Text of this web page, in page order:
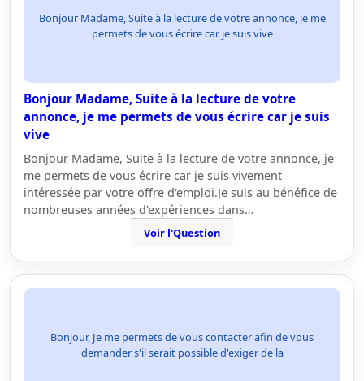
Bonjour Madame, Suite à la lecture de votre annonce, je me
permets de vous écrire car je suis vive
Bonjour Madame, Suite à la lecture de votre
annonce, je me permets de vous écrire car je suis
vive
Bonjour Madame, Suite à la lecture de votre annonce, je
me permets de vous écrire car je suis vivement
intéressée par votre offre d'emploi.Je suis au bénéfice de
nombreuses années d'expériences dans…
Voir l'Question
Bonjour, Je me permets de vous contacter afin de vous
demander s'il serait possible d'exiger de la